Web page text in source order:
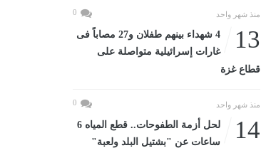
منذ شهر واحد 0
13
4 شهداء بينهم طفلان و27 مصاباً فى
غارات إسرائيلية متواصلة على
قطاع غزة
منذ شهر واحد 0
14
لحل أزمة الطفوحات.. قطع المياه 6
ساعات عن "بشتيل البلد ولعبة"